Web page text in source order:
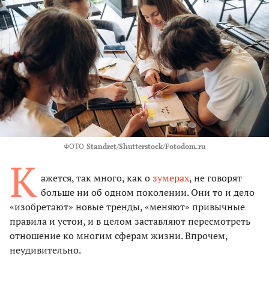
ФОТО Standret/Shutterstock/Fotodom.ru
К ажется, так много, как озумерах, не говорят
больше ни об одном поколении. Они то и дело
«изобретают» новые тренды, «меняют» привычные
правила и устои, и в целом заставляют пересмотреть
отношение ко многим сферам жизни. Впрочем,
неудивительно.